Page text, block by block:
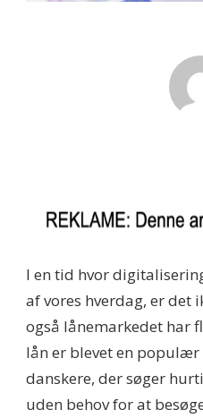
I en tid hvor
af vores hverdag, er det
også lånemarkedet har
lån er blevet en
danskere, der søger
uden behov for at